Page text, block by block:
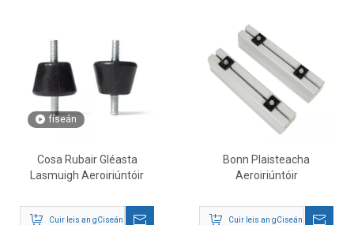
físeán
Cosa Rubair Gléasta
Lasmuigh Aeroiriúntóir
Cuir leis an gCiseán
Bonn Plaisteacha
Aeroiriúntóir
Cuir leis an gCiseán